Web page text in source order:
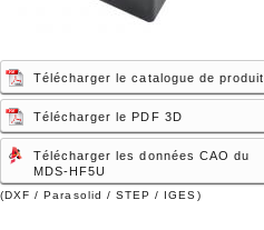
Télécharger le catalogue de produit
Télécharger le PDF 3D
Télécharger les données CAO du
MDS-HF5U
(DXF / Parasolid / STEP / IGES)